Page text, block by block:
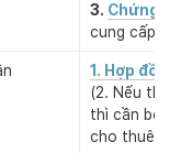
3. Chứng
cung cấp nơi
1. Hợp
(2. Nếu
thì cần bổ
cho thuê